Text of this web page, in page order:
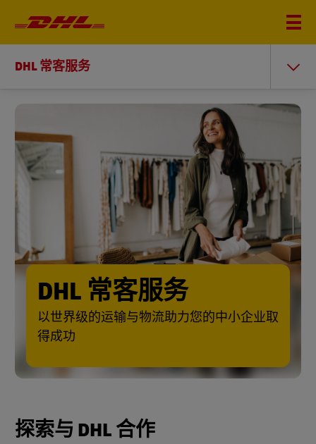
DHL 常客服务
DHL 常客服务
以世界级的运输与物流助力您的中小企业取
得成功
探索与 DHL 合作